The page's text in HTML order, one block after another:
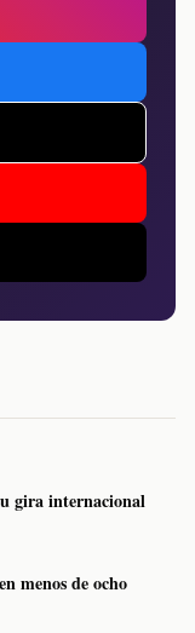
gira internacional
menos de ocho